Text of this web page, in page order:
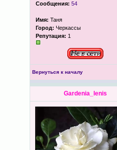
Сообщения: 54
Имя: Таня
Город: Черкассы
Репутация: 1
Вернуться к началу
Gardenia_lenis